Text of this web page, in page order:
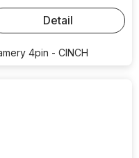
Detail
4pin - CINCH